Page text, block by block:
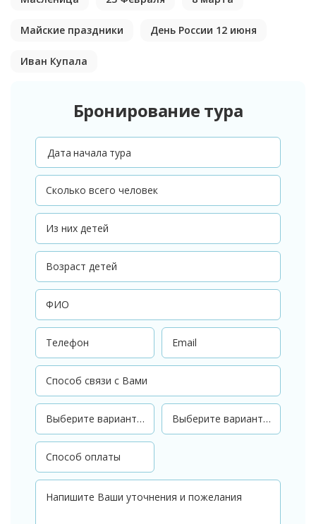
Майские праздники День России 12 июня
Иван Купала
Бронирование тура
Дата начала тура